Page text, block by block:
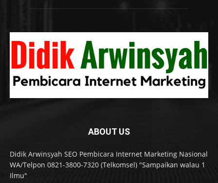
ABOUT US
Didik Arwinsyah SEO Pembicara Internet Marketing Nasional
WA/Telpon 0821-3800-7320 (Telkomsel) "Sampaikan walau 1
Ilmu"